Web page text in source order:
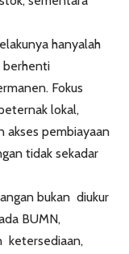
hanyalah
berhenti
Fokus
lokal,
akses pembiayaan
tidak sekadar
bukan diukur
BUMN,
ketersediaan,